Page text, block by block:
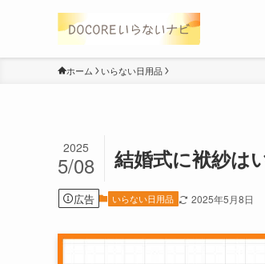
ホーム いらない日用品
結婚式に袱紗は
2025
5/08
広告 いらない日用品 2025年5月8日